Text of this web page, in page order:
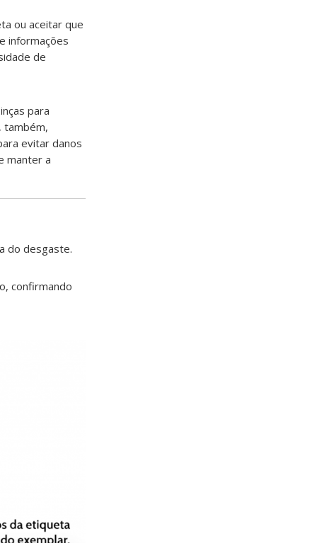
ou aceitar que
informações
de
para
também,
evitar danos
manter a
do desgaste.
confirmando